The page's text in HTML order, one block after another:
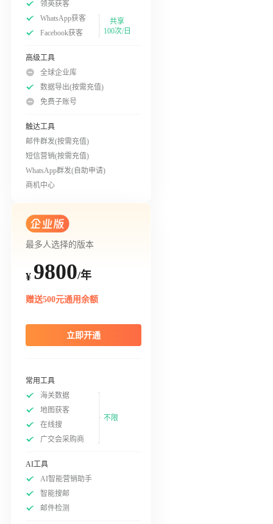
领英获客
WhatsApp获客
Facebook获客
共享
100次/日
高级工具
全球企业库
数据导出(按需充值)
免费子账号
触达工具
邮件群发(按需充值)
短信营销(按需充值)
WhatsApp群发(自助申请)
商机中心
最多人选择的版本
¥ 9800/年
赠送500元通用余额
立即开通
常用工具
海关数据
地图获客
在线搜
广交会采购商
不限
AI工具
AI智能营销助手
智能搜邮
邮件检测